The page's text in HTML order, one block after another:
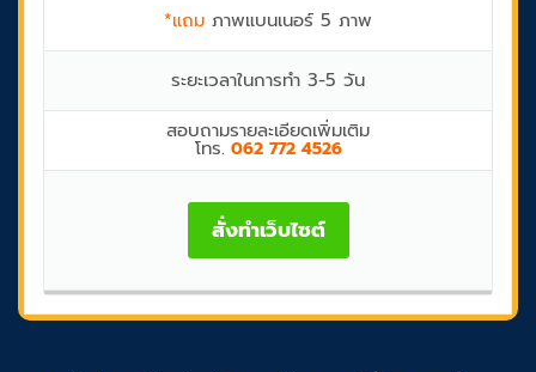
*แถม ภาพแบนเนอร์ 5 ภาพ
ระยะเวลาในการทำ 3-5 วัน
สอบถามรายละเอียดเพิ่มเติม
โทร. 062 772 4526
สั่งทำเว็บไซต์